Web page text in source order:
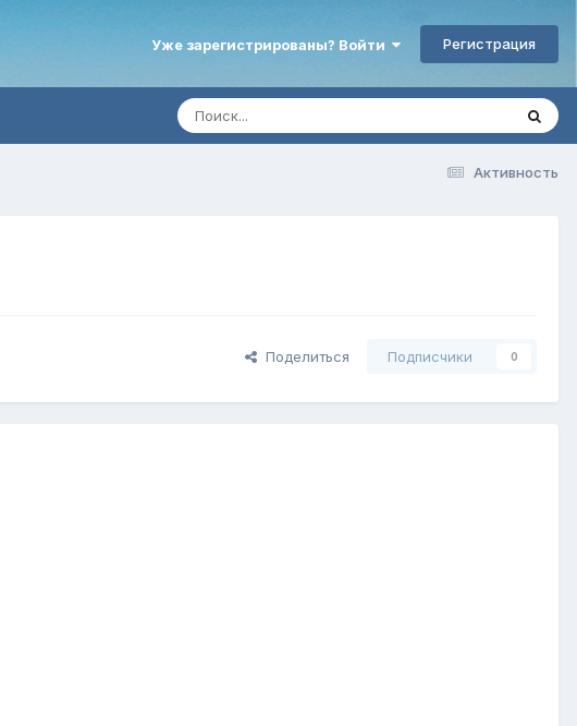
Уже зарегистрированы? Войти Регистрация
Активность
Поделиться Подписчики 0